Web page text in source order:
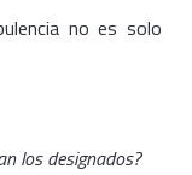
no es solo
los designados?